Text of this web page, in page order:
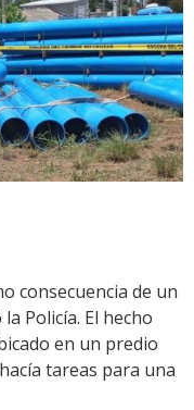
consecuencia de un
Policía. El hecho
en un predio
tareas para una